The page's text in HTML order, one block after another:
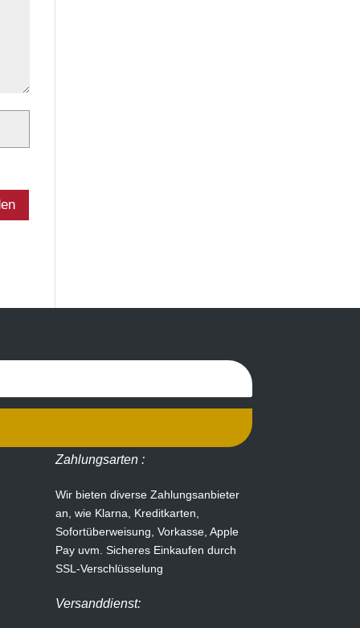
Zahlungsarten :
Wir bieten diverse Zahlungsanbieter
an, wie Klarna, Kreditkarten,
Sofortüberweisung, Vorkasse, Apple
Pay uvm. Sicheres Einkaufen durch
SSL-Verschlüsselung
Versanddienst: